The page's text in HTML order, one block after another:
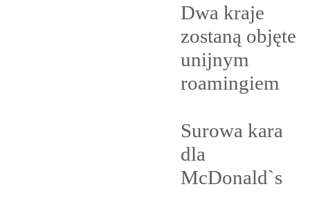
Dwa kraje
zostaną objęte
unijnym
roamingiem
Surowa kara
dla
McDonald`s